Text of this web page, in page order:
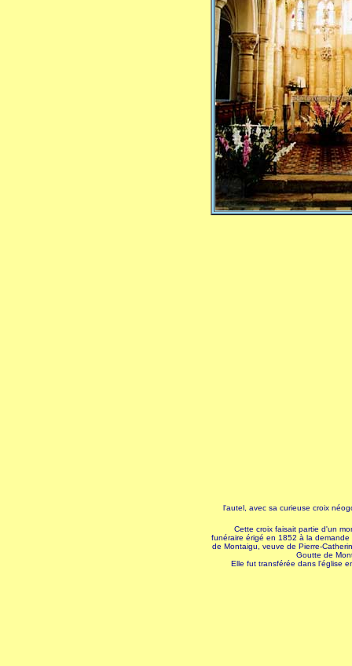
l'autel, avec sa curieuse croix
Cette croix faisait partie d'un
funéraire érigé en 1852 à la demande
de Montaigu, veuve de Pierre-
Goutte de
Elle fut transférée dans l'église